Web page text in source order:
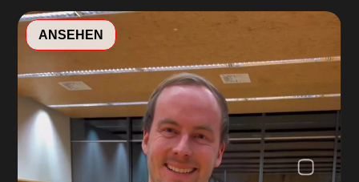
Video-
PlayerANSEHEN